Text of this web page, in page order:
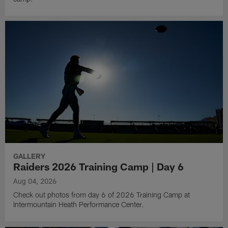
GALLERY
Raiders 2026 Training Camp | Day 6
Aug 04, 2026
Check out photos from day 6 of 2026 Training Camp at
Intermountain Heath Performance Center.